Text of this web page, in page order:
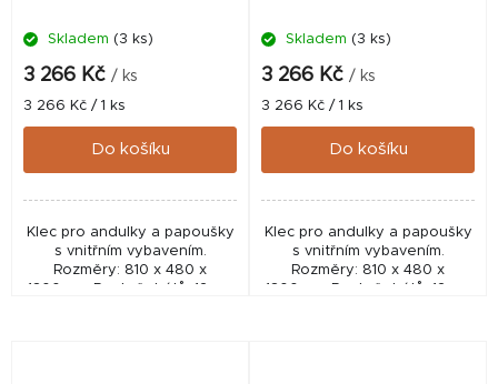
Skladem (3 ks)
3 266 Kč / ks
Měrná
cena:
3 266 Kč / 1 ks
Do košíku
Klec pro andulky a papoušky
s vnitřním vybavením.
Rozměry: 810 x 480 x
Skladem (3 ks)
3 266 Kč / ks
Měrná
cena:
3 266 Kč / 1 ks
Do košíku
Klec pro andulky a papoušky
s vnitřním vybavením.
Rozměry: 810 x 480 x